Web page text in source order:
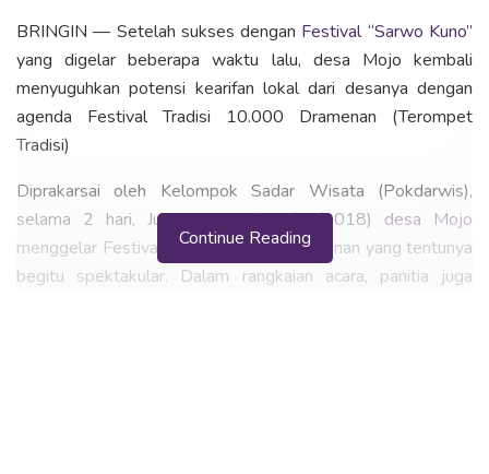
BRINGIN — Setelah sukses dengan Festival “Sarwo Kuno”
yang digelar beberapa waktu lalu, desa Mojo kembali
menyuguhkan potensi kearifan lokal dari desanya dengan
agenda Festival Tradisi 10.000 Dramenan (Terompet
Tradisi)
Diprakarsai oleh Kelompok Sadar Wisata (Pokdarwis),
selama 2 hari, Jumat-Sabtu (5-6/10/2018) desa Mojo
menggelar Festival Tradisi 10.000 Dramenan yang tentunya
begitu spektakular. Dalam rangkaian acara, panitia juga
Continue Reading